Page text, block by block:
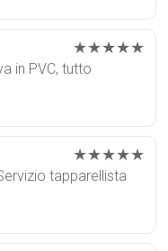
★★★★★
in PVC, tutto
★★★★★
tapparellista